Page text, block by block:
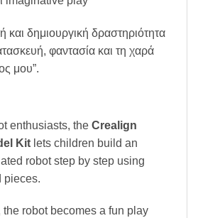
και δημιουργική δραστηριότητα
φαντασία και τη χαρά
μου”.
enthusiasts, the Crealign
Kit lets children build an
robot step by step using
pieces.
robot becomes a fun play